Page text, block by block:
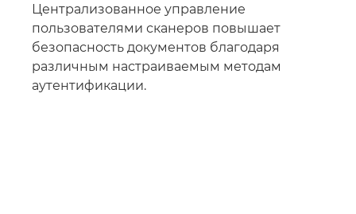
Централизованное управление
пользователями сканеров повышает
безопасность документов благодаря
различным настраиваемым методам
аутентификации.